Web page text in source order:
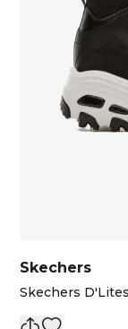
Skechers
Skechers